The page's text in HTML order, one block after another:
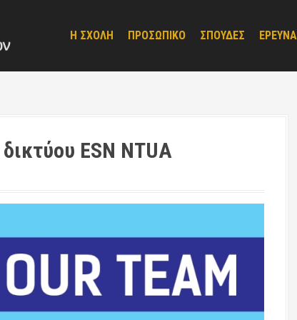
Η ΣΧΟΛΗ ΠΡΟΣΩΠΙΚΟ ΣΠΟΥΔΕΣ ΕΡΕΥΝΑ
ESN NTUA